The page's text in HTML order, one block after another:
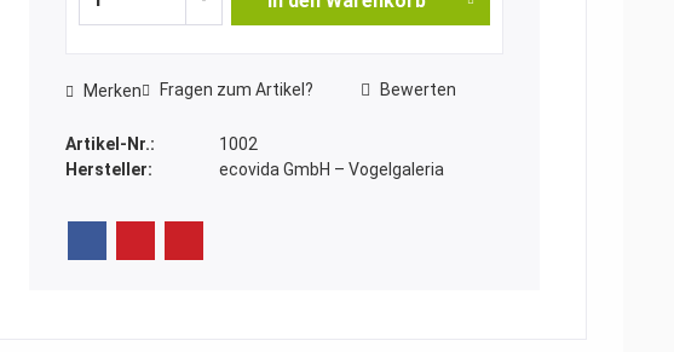
Merken Fragen zum Artikel? Bewerten
Artikel-Nr.:
1002
Hersteller:
ecovida GmbH – Vogelgaleria